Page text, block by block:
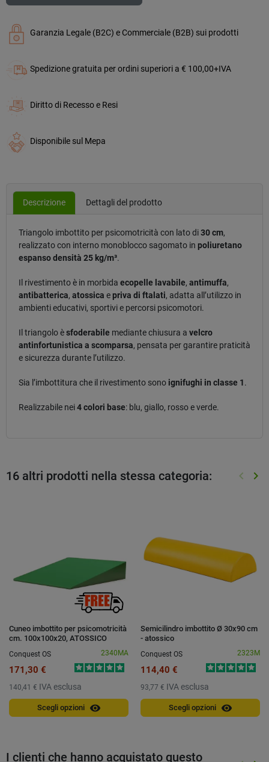
Garanzia Legale (B2C) e Commerciale (B2B) sui prodotti
Spedizione gratuita per ordini superiori a € 100,00+IVA
Diritto di Recesso e Resi
Disponibile sul Mepa
Descrizione Dettagli del prodotto
Triangolo imbottito per psicomotricità con lato di30 cm,
realizzato con interno monoblocco sagomato in poliuretano
espanso densità 25 kg/m³.
Il rivestimento è in morbida ecopelle lavabile, antimuffa,
antibatterica, atossica epriva di ftalati, adatta all’utilizzo in
ambienti educativi, sportivi e percorsi psicomotori.
Il triangolo èsfoderabile mediante chiusura a velcro
antinfortunistica a scomparsa, pensata per garantire praticità
e sicurezza durante l’utilizzo.
Sia l’imbottitura che il rivestimento sono ignifughi in classe 1.
Realizzabile nei4 colori base: blu, giallo, rosso e verde.
16 altri prodotti nella stessa categoria: keyboard_arrow_left keyboard_arrow_right
Cuneo imbottito per psicomotricità
cm. 100x100x20, ATOSSICO
Conquest OS
2340MA
171,30 €
140,41 € IVA esclusa
Scegli opzioni visibility
Semicilindro imbottito Ø 30x90 cm
- atossico
Conquest OS
2323M
114,40 €
93,77 € IVA esclusa
Scegli opzioni visibility
I clienti che hanno acquistato questo